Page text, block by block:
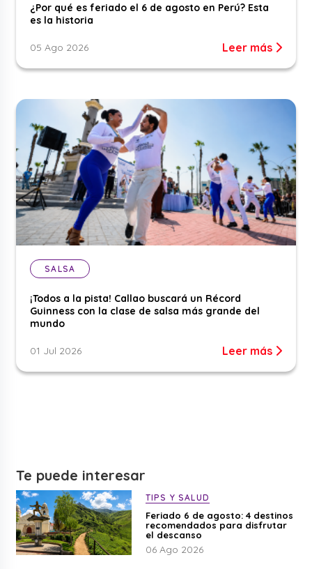
¿Por qué es feriado el 6 de agosto en Perú? Esta
es la historia
05 Ago 2026 Leer más
SALSA
¡Todos a la pista! Callao buscará un Récord
Guinness con la clase de salsa más grande del
mundo
01 Jul 2026 Leer más
Te puede interesar
TIPS Y SALUD
Feriado 6 de agosto: 4 destinos
recomendados para disfrutar
el descanso
06 Ago 2026